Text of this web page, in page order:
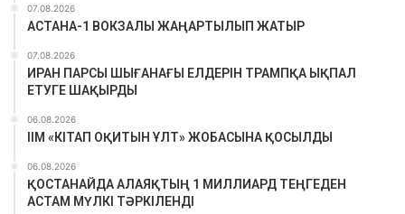
07.08.2026
АСТАНА-1 ВОКЗАЛЫ ЖАҢАРТЫЛЫП ЖАТЫР
07.08.2026
ИРАН ПАРСЫ ШЫҒАНАҒЫ ЕЛДЕРІН ТРАМПҚА ЫҚПАЛ
ЕТУГЕ ШАҚЫРДЫ
06.08.2026
ІІМ «КІТАП ОҚИТЫН ҰЛТ» ЖОБАСЫНА ҚОСЫЛДЫ
06.08.2026
ҚОСТАНАЙДА АЛАЯҚТЫҢ 1 МИЛЛИАРД ТЕҢГЕДЕН
АСТАМ МҮЛКІ ТӘРКІЛЕНДІ